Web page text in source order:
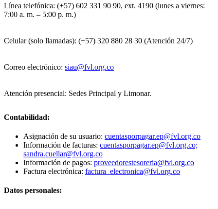
Línea telefónica: (+57) 602 331 90 90, ext. 4190 (lunes a viernes:
7:00 a. m. – 5:00 p. m.)
Celular (solo llamadas): (+57) 320 880 28 30 (Atención 24/7)
Correo electrónico: siau@fvl.org.co
Atención presencial: Sedes Principal y Limonar.
Contabilidad:
Asignación de su usuario: cuentasporpagar.ep@fvl.org.co
Información de facturas: cuentasporpagar.ep@fvl.org.co;
sandra.cuellar@fvl.org.co
Información de pagos: proveedorestesoreria@fvl.org.co
Factura electrónica: factura_electronica@fvl.org.co
Datos personales: